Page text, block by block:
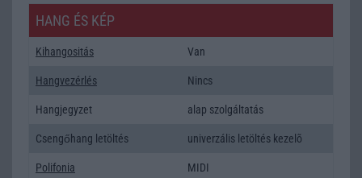
HANG ÉS KÉP
Kihangositás Van
Hangvezérlés Nincs
Hangjegyzet alap szolgáltatás
Csengőhang letöltés univerzális letöltés kezelõ
Polifonia MIDI